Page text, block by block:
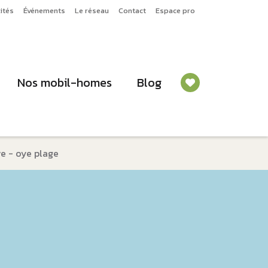
Événements Le réseau Contact Espace pro
Nos mobil-homes Blog
- oye plage